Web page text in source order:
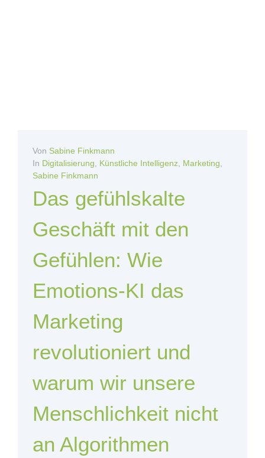
Von Sabine Finkmann
In Digitalisierung, Künstliche Intelligenz, Marketing,
Sabine Finkmann
Das gefühlskalte
Geschäft mit den
Gefühlen: Wie
Emotions-KI das
Marketing
revolutioniert und
warum wir unsere
Menschlichkeit nicht
an Algorithmen